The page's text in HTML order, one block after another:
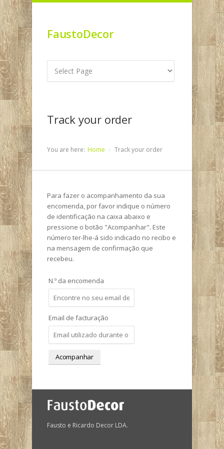
FaustoDecor
Track your order
You are here: Home Track your order
Para fazer o acompanhamento da sua
encomenda, por favor indique o número
de identificação na caixa abaixo e
pressione o botão "Acompanhar". Este
número ter-lhe-á sido indicado no recibo e
na mensagem de confirmação que
recebeu.
N.º da encomenda
Email de facturação
Acompanhar
Fausto e Ricardo Decor LDA.